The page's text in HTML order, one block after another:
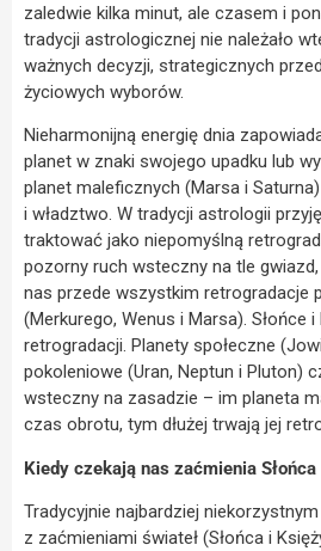
zaledwie kilka minut, ale czasem i
tradycji astrologicznej nie należało
ważnych decyzji, strategicznych
życiowych wyborów.
Nieharmonijną energię dnia
planet w znaki swojego upadku lub
planet maleficznych (Marsa i
i władztwo. W tradycji astrologii
traktować jako niepomyślną
pozorny ruch wsteczny na tle
nas przede wszystkim retrogradacje
(Merkurego, Wenus i Marsa). Słońce
retrogradacji. Planety społeczne
pokoleniowe (Uran, Neptun i Pluton)
wsteczny na zasadzie – im planeta
czas obrotu, tym dłużej trwają jej
Kiedy czekają nas zaćmienia
Tradycyjnie najbardziej
z zaćmieniami świateł (Słońca i